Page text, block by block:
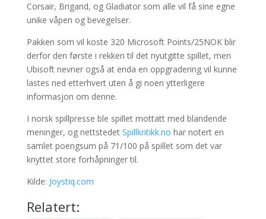
Corsair, Brigand, og Gladiator som alle vil få sine egne
unike våpen og bevegelser.
Pakken som vil koste 320 Microsoft Points/25NOK blir
derfor den første i rekken til det nyutgitte spillet, men
Ubisoft nevner også at enda en oppgradering vil kunne
lastes ned etterhvert uten å gi noen ytterligere
informasjon om denne.
I norsk spillpresse ble spillet mottatt med blandende
meninger, og nettstedet Spillkritikk.no har notert en
samlet poengsum på 71/100 på spillet som det var
knyttet store forhåpninger til.
Kilde: Joystiq.com
Relatert: